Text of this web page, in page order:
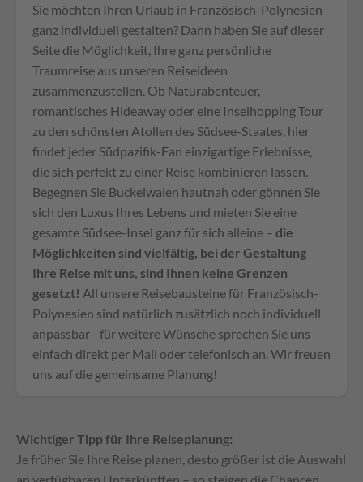
Sie möchten Ihren Urlaub in Französisch-Polynesien
ganz individuell gestalten? Dann haben Sie auf dieser
Seite die Möglichkeit, Ihre ganz persönliche
Traumreise aus unseren Reiseideen
zusammenzustellen. Ob Naturabenteuer,
romantisches Hideaway oder eine Inselhopping Tour
zu den schönsten Atollen des Südsee-Staates, hier
findet jeder Südpazifik-Fan einzigartige Erlebnisse,
die sich perfekt zu einer Reise kombinieren lassen.
Begegnen Sie Buckelwalen hautnah oder gönnen Sie
sich den Luxus Ihres Lebens und mieten Sie eine
gesamte Südsee-Insel ganz für sich alleine – die
Möglichkeiten sind vielfältig, bei der Gestaltung
Ihre Reise mit uns, sind Ihnen keine Grenzen
gesetzt! All unsere Reisebausteine für Französisch-
Polynesien sind natürlich zusätzlich noch individuell
anpassbar - für weitere Wünsche sprechen Sie uns
einfach direkt per Mail oder telefonisch an. Wir freuen
uns auf die gemeinsame Planung!
Wichtiger Tipp für Ihre Reiseplanung:
Je früher Sie Ihre Reise planen, desto größer ist die Auswahl
an verfügbaren Unterkünften – so steigen die Chancen,